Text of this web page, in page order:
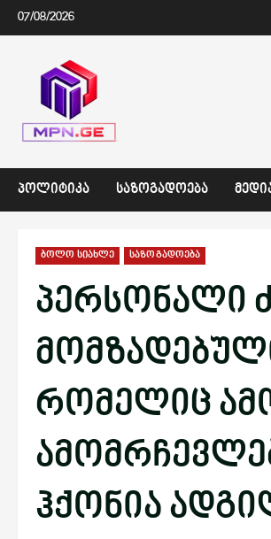
Skip
to
07/08/2026
ᲞᲝᲚᲘᲢᲘᲙᲐ ᲡᲐᲖᲝᲒᲐᲓᲝᲔᲑᲐ
ბოლო სიახლე საზოგადოება
პერსონალი
რომელიც
ჰქონია